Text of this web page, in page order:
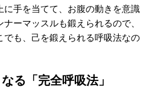
に手を当てて、お腹の動きを意識
ーマッスルも鍛えられるので、
でも、己を鍛えられる呼吸法なの
る「完全呼吸法」